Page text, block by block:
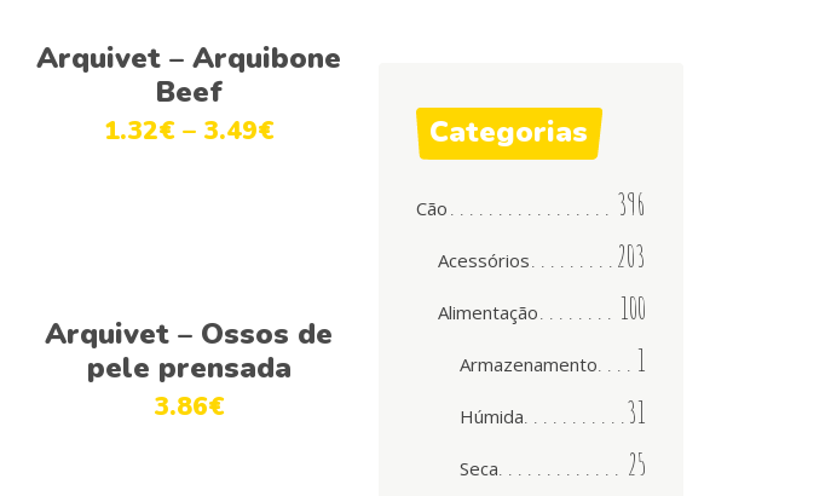
Ver opções
Arquivet – Arquibone
Beef
1.32€ – 3.49€
Ver opções
Arquivet – Ossos de
pele prensada
3.86€
Categorias
Cão 396
Acessórios 203
Alimentação 100
Armazenamento 1
Húmida 31
Seca 25